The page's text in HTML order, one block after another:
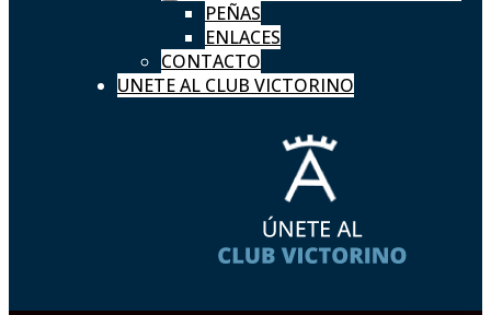
PEÑAS
ENLACES
CONTACTO
UNETE AL CLUB VICTORINO